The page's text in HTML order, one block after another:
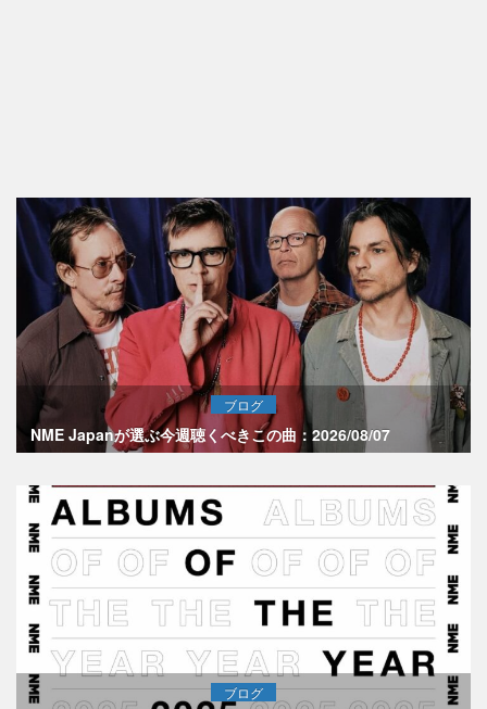
ブログ
NME Japanが選ぶ今週聴くべきこの曲：2026/08/07
ブログ